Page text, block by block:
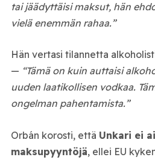
tai jäädyttäisi maksut, hän
vielä enemmän rahaa.”
Hän vertasi tilannetta
— “Tämä on kuin auttaisi
uuden laatikollisen vodkaa.
ongelman pahentamista.”
Orbán korosti, että Unkari ei
maksupyyntöjä, ellei EU